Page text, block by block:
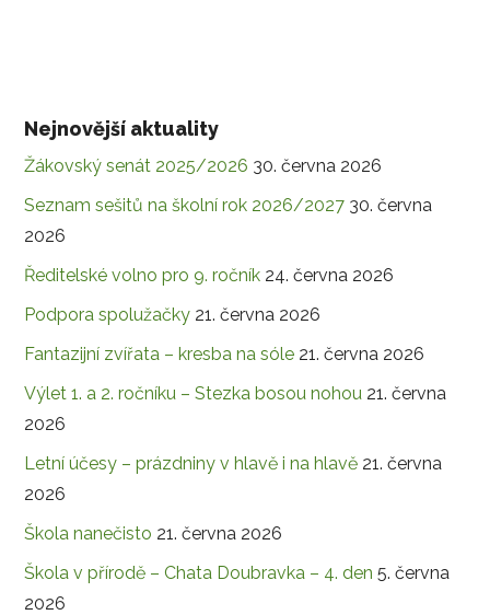
Nejnovější aktuality
Žákovský senát 2025/2026 30. června 2026
Seznam sešitů na školní rok 2026/2027 30. června
2026
Ředitelské volno pro 9. ročník 24. června 2026
Podpora spolužačky 21. června 2026
Fantazijní zvířata – kresba na sóle 21. června 2026
Výlet 1. a 2. ročníku – Stezka bosou nohou 21. června
2026
Letní účesy – prázdniny v hlavě i na hlavě 21. června
2026
Škola nanečisto 21. června 2026
Škola v přírodě – Chata Doubravka – 4. den 5. června
2026